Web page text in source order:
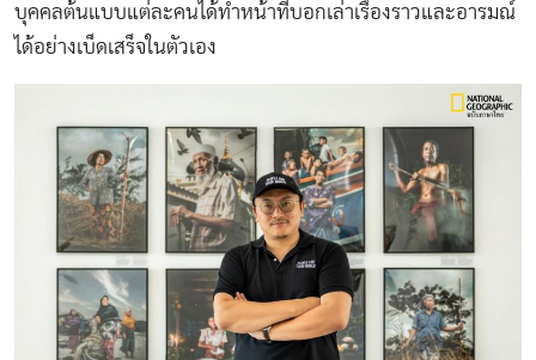
บุคคลต้นแบบแต่ละคนได้ทำหน้าที่บอกเล่าเรื่องราวและอารมณ์
ได้อย่างเบ็ดเสร็จในตัวเอง